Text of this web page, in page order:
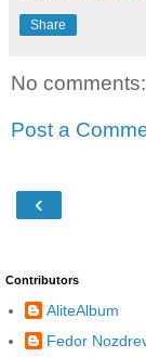
Share
No comments:
Post a
‹
Contributors
AliteAlbum
Fedor